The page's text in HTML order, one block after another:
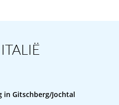
in Gitschberg/Jochtal